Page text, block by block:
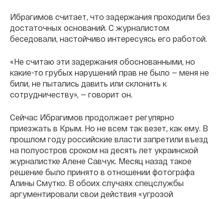
Ибрагимов считает, что задержания проходили без
достаточных оснований. С журналистом
беседовали, настойчиво интересуясь его работой.
«Не считаю эти задержания обоснованными, но
какие-то грубых нарушений прав не было — меня не
били, не пытались давить или склонить к
сотрудничеству», — говорит он.
Сейчас Ибрагимов продолжает регулярно
приезжать в Крым. Но не всем так везет, как ему. В
прошлом году российские власти запретили въезд
на полуостров сроком на десять лет украинской
журналистке Алене Савчук. Месяц назад такое
решение было принято в отношении фотографа
Алины Смутко. В обоих случаях спецслужбы
аргументировали свои действия «угрозой